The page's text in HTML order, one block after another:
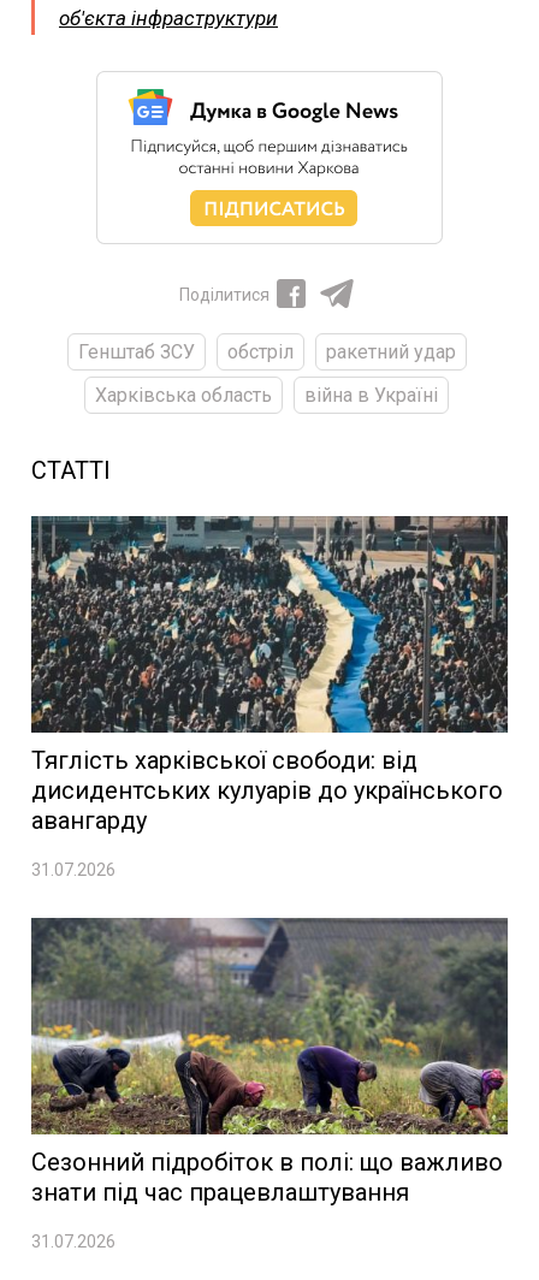
об'єкта інфраструктури
Поділитися
Генштаб ЗСУ обстріл
ракетний удар
Харківська область
війна в Україні
СТАТТІ
Тяглість харківської свободи: від
дисидентських кулуарів до українського
авангарду
31.07.2026
Сезонний підробіток в полі: що важливо
знати під час працевлаштування
31.07.2026